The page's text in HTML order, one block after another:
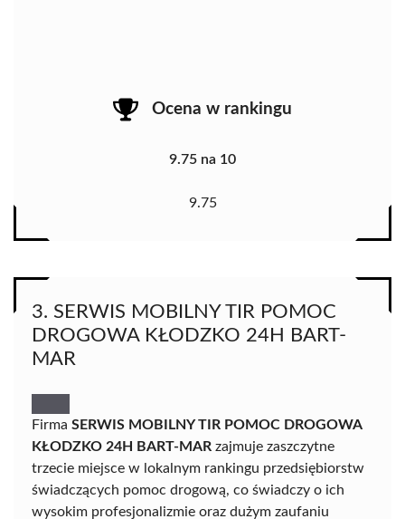
Ocena w rankingu
9.75 na 10
9.75
3. SERWIS MOBILNY TIR POMOC
DROGOWA KŁODZKO 24H BART-
MAR
Firma SERWIS MOBILNY TIR POMOC DROGOWA
KŁODZKO 24H BART-MAR zajmuje zaszczytne
trzecie miejsce w lokalnym rankingu przedsiębiorstw
świadczących pomoc drogową, co świadczy o ich
wysokim profesjonalizmie oraz dużym zaufaniu